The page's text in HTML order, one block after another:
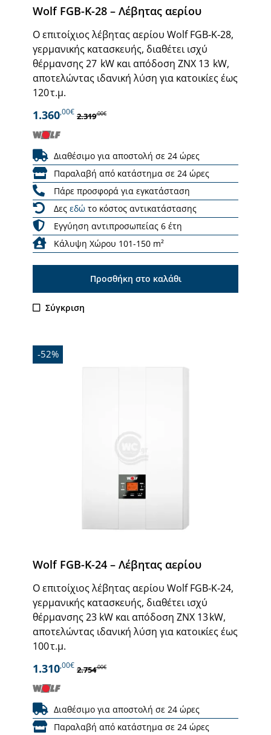
Wolf FGB-K-28 – Λέβητας αερίου
Ο επιτοίχιος λέβητας αερίου Wolf FGB‑K‑28,
γερμανικής κατασκευής, διαθέτει ισχύ
θέρμανσης 27 kW και απόδοση ΖΝΧ 13 kW,
αποτελώντας ιδανική λύση για κατοικίες έως
120 τ.μ.
1.360,00€ 2.319,00€
Διαθέσιμο για αποστολή σε 24 ώρες
Παραλαβή από κατάστημα σε 24 ώρες
Πάρε προσφορά για εγκατάσταση
Δες εδώ το κόστος αντικατάστασης
Εγγύηση αντιπροσωπείας 6 έτη
Κάλυψη Χώρου 101-150 m²
Προσθήκη στο καλάθι
Σύγκριση
-52%
Wolf FGB-K-24 – Λέβητας αερίου
Ο επιτοίχιος λέβητας αερίου Wolf FGB‑K‑24,
γερμανικής κατασκευής, διαθέτει ισχύ
θέρμανσης 23 kW και απόδοση ΖΝΧ 13 kW,
αποτελώντας ιδανική λύση για κατοικίες έως
100 τ.μ.
1.310,00€ 2.754,00€
Διαθέσιμο για αποστολή σε 24 ώρες
Παραλαβή από κατάστημα σε 24 ώρες